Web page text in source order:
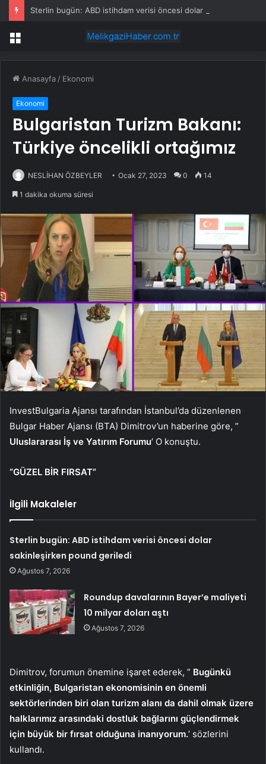
Menü
Anasayfa / Ekonomi
Ekonomi
Bulgaristan Turizm Bakanı:
Türkiye öncelikli ortağımız
NESLİHAN ÖZBEYLER Ocak 27, 2023 0 14
1 dakika okuma süresi
InvestBulgaria Ajansı tarafından İstanbul’da düzenlenen
Bulgar Haber Ajansı (BTA) Dimitrov’un haberine göre, ”
Uluslararası İş ve Yatırım Forumu‘ O konuştu.
“GÜZEL BİR FIRSAT”
İlgili Makaleler
Sterlin bugün: ABD istihdam verisi öncesi dolar
sakinleşirken pound geriledi
Ağustos 7, 2026
Roundup davalarının Bayer’e maliyeti
10 milyar doları aştı
Ağustos 7, 2026
Dimitrov, forumun önemine işaret ederek, ” Bugünkü
etkinliğin, Bulgaristan ekonomisinin en önemli
sektörlerinden biri olan turizm alanı da dahil olmak üzere
halklarımız arasındaki dostluk bağlarını güçlendirmek
için büyük bir fırsat olduğuna inanıyorum.’ sözlerini
kullandı.